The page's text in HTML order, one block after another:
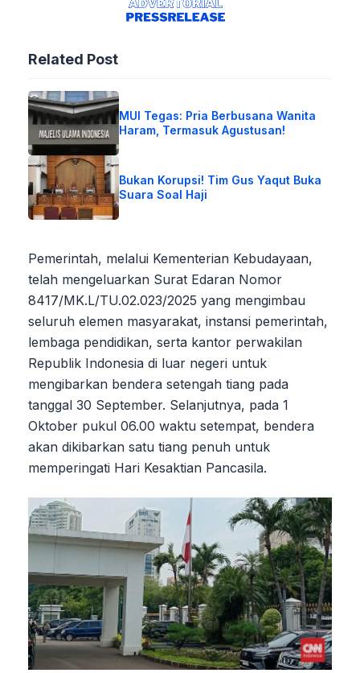
Related Post
MUI Tegas: Pria Berbusana Wanita
Haram, Termasuk Agustusan!
Bukan Korupsi! Tim Gus Yaqut Buka
Suara Soal Haji
Pemerintah, melalui Kementerian Kebudayaan,
telah mengeluarkan Surat Edaran Nomor
8417/MK.L/TU.02.023/2025 yang mengimbau
seluruh elemen masyarakat, instansi pemerintah,
lembaga pendidikan, serta kantor perwakilan
Republik Indonesia di luar negeri untuk
mengibarkan bendera setengah tiang pada
tanggal 30 September. Selanjutnya, pada 1
Oktober pukul 06.00 waktu setempat, bendera
akan dikibarkan satu tiang penuh untuk
memperingati Hari Kesaktian Pancasila.